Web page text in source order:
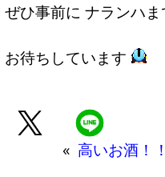
ぜひ事前に ナランハま
お待ちしています
« 高いお酒！！